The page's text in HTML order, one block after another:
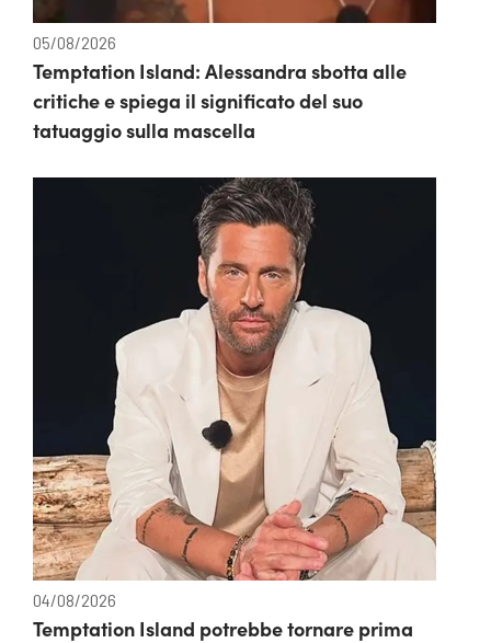
05/08/2026
Temptation Island: Alessandra sbotta alle
critiche e spiega il significato del suo
tatuaggio sulla mascella
04/08/2026
Temptation Island potrebbe tornare prima